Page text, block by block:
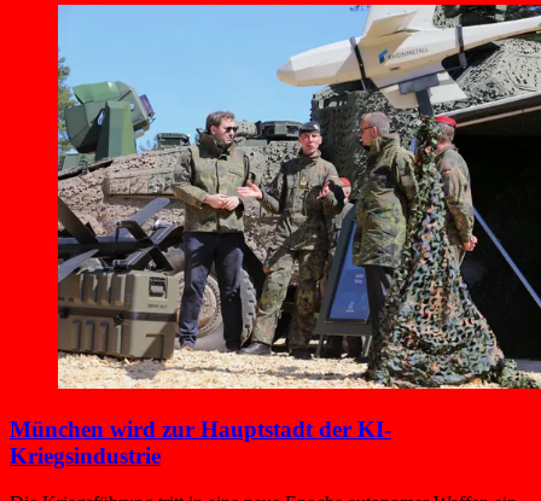
München wird zur Hauptstadt der KI-
Kriegsindustrie